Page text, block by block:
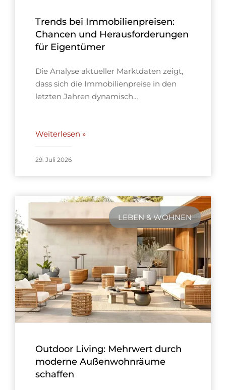
Trends bei Immobilienpreisen:
Chancen und Herausforderungen
für Eigentümer
Die Analyse aktueller Marktdaten zeigt,
dass sich die Immobilienpreise in den
letzten Jahren dynamisch…
Weiterlesen »
29. Juli 2026
LEBEN & WOHNEN
Outdoor Living: Mehrwert durch
moderne Außenwohnräume
schaffen